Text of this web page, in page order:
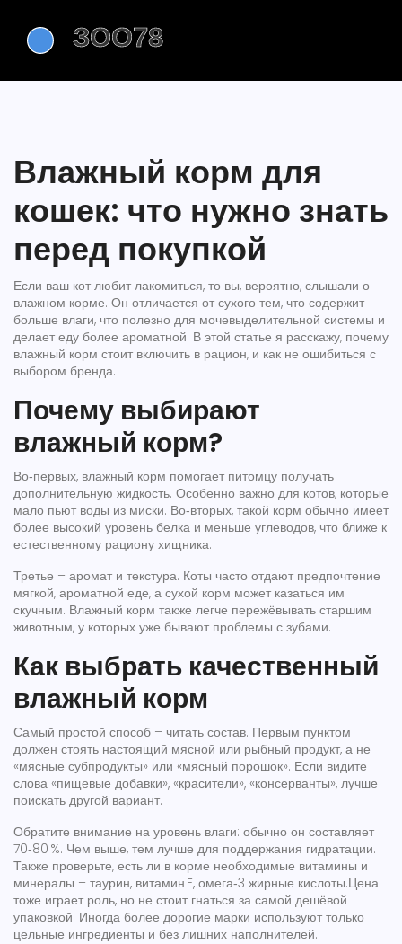
Влажный корм для
кошек: что нужно знать
перед покупкой
Если ваш кот любит лакомиться, то вы, вероятно, слышали о
влажном корме. Он отличается от сухого тем, что содержит
больше влаги, что полезно для мочевыделительной системы и
делает еду более ароматной. В этой статье я расскажу, почему
влажный корм стоит включить в рацион, и как не ошибиться с
выбором бренда.
Почему выбирают
влажный корм?
Во‑первых, влажный корм помогает питомцу получать
дополнительную жидкость. Особенно важно для котов, которые
мало пьют воды из миски. Во‑вторых, такой корм обычно имеет
более высокий уровень белка и меньше углеводов, что ближе к
естественному рациону хищника.
Третье – аромат и текстура. Коты часто отдают предпочтение
мягкой, ароматной еде, а сухой корм может казаться им
скучным. Влажный корм также легче пережёвывать старшим
животным, у которых уже бывают проблемы с зубами.
Как выбрать качественный
влажный корм
Самый простой способ – читать состав. Первым пунктом
должен стоять настоящий мясной или рыбный продукт, а не
«мясные субпродукты» или «мясный порошок». Если видите
слова «пищевые добавки», «красители», «консерванты», лучше
поискать другой вариант.
Обратите внимание на уровень влаги: обычно он составляет
70‑80 %. Чем выше, тем лучше для поддержания гидратации.
Также проверьте, есть ли в корме необходимые витамины и
минералы – таурин, витамин E, омега‑3 жирные кислоты.Цена
тоже играет роль, но не стоит гнаться за самой дешёвой
упаковкой. Иногда более дорогие марки используют только
цельные ингредиенты и без лишних наполнителей.